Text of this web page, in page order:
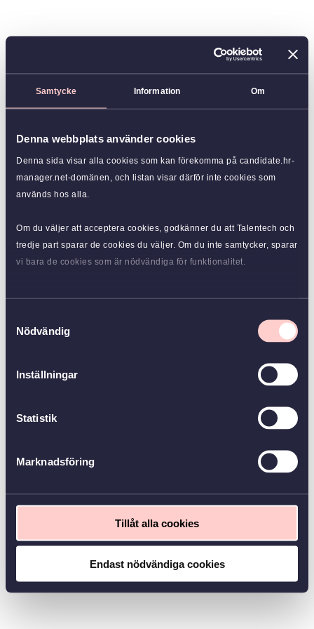
Samtycke Information Om
Denna webbplats använder cookies
Denna sida visar alla cookies som kan förekomma på candidate.hr-
manager.net-domänen, och listan visar därför inte cookies som
används hos alla.
Om du väljer att acceptera cookies, godkänner du att Talentech och
tredje part sparar de cookies du väljer. Om du inte samtycker, sparar
vi bara de cookies som är nödvändiga för funktionalitet.
Nödvändig
Inställningar
Statistik
Marknadsföring
Tillåt alla cookies
Endast nödvändiga cookies